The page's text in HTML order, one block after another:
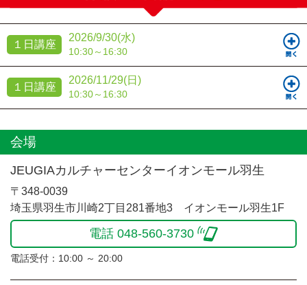
１日講座
2026/9/30(水)
10:30～16:30
１日講座
2026/11/29(日)
10:30～16:30
会場
JEUGIAカルチャーセンターイオンモール羽生
〒348-0039
埼玉県羽生市川崎2丁目281番地3 イオンモール羽生1F
電話 048-560-3730
電話受付：10:00 ～ 20:00